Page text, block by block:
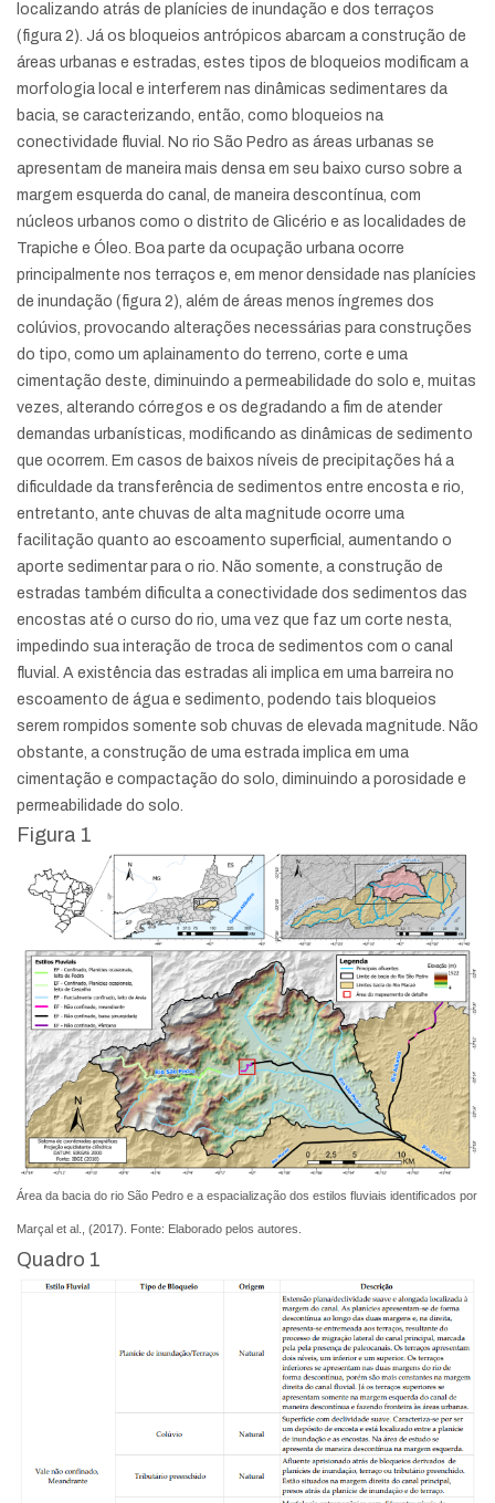
localizando atrás de planícies de inundação e dos terraços
(figura 2). Já os bloqueios antrópicos abarcam a construção de
áreas urbanas e estradas, estes tipos de bloqueios modificam a
morfologia local e interferem nas dinâmicas sedimentares da
bacia, se caracterizando, então, como bloqueios na
conectividade fluvial. No rio São Pedro as áreas urbanas se
apresentam de maneira mais densa em seu baixo curso sobre a
margem esquerda do canal, de maneira descontínua, com
núcleos urbanos como o distrito de Glicério e as localidades de
Trapiche e Óleo. Boa parte da ocupação urbana ocorre
principalmente nos terraços e, em menor densidade nas planícies
de inundação (figura 2), além de áreas menos íngremes dos
colúvios, provocando alterações necessárias para construções
do tipo, como um aplainamento do terreno, corte e uma
cimentação deste, diminuindo a permeabilidade do solo e, muitas
vezes, alterando córregos e os degradando a fim de atender
demandas urbanísticas, modificando as dinâmicas de sedimento
que ocorrem. Em casos de baixos níveis de precipitações há a
dificuldade da transferência de sedimentos entre encosta e rio,
entretanto, ante chuvas de alta magnitude ocorre uma
facilitação quanto ao escoamento superficial, aumentando o
aporte sedimentar para o rio. Não somente, a construção de
estradas também dificulta a conectividade dos sedimentos das
encostas até o curso do rio, uma vez que faz um corte nesta,
impedindo sua interação de troca de sedimentos com o canal
fluvial. A existência das estradas ali implica em uma barreira no
escoamento de água e sedimento, podendo tais bloqueios
serem rompidos somente sob chuvas de elevada magnitude. Não
obstante, a construção de uma estrada implica em uma
cimentação e compactação do solo, diminuindo a porosidade e
permeabilidade do solo.
Figura 1
Área da bacia do rio São Pedro e a espacialização dos estilos fluviais identificados por
Marçal et al., (2017). Fonte: Elaborado pelos autores.
Quadro 1